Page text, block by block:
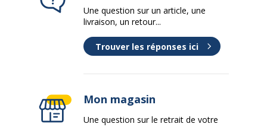
Une question sur un article, une
livraison, un retour...
Trouver les réponses ici
Mon magasin
Une question sur le retrait de votre